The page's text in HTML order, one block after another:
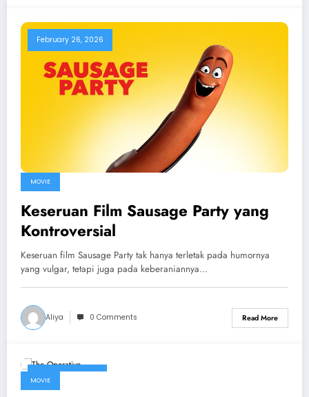
February 26, 2026
MOVIE
Keseruan Film Sausage Party yang
Kontroversial
Keseruan film Sausage Party tak hanya terletak pada humornya
yang vulgar, tetapi juga pada keberaniannya…
Aliya 0 Comments Read More
MOVIE